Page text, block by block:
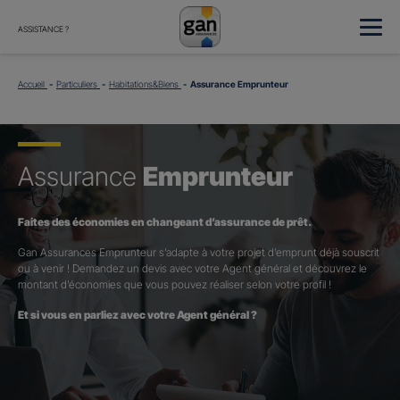
ASSISTANCE ?
Accueil Particuliers Habitations&Biens Assurance Emprunteur
Assurance Emprunteur
Faites des économies en changeant d’assurance de prêt.
Gan Assurances Emprunteur s’adapte à votre projet d’emprunt déjà souscrit
ou à venir ! Demandez un devis avec votre Agent général et découvrez le
montant d’économies que vous pouvez réaliser selon votre profil !
Et si vous en parliez avec votre Agent général ?